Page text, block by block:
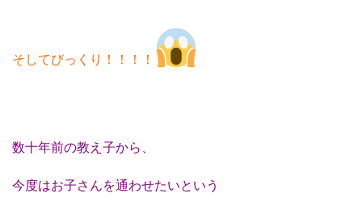
そしてびっくり！！！！
数十年前の教え子から、
今度はお子さんを通わせたいという